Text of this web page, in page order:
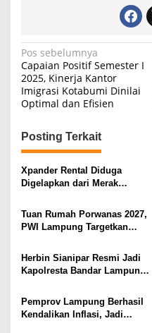
N
a
v
g
a
s
p
o
s
Pos sebelumnya
Capaian Positif Semester I
2025, Kinerja Kantor
Imigrasi Kotabumi Dinilai
Optimal dan Efisien
Posting Terkait
Xpander Rental Diduga
Digelapkan dari Merak
Pengemudinya Prajurit TNI
AL
Tuan Rumah Porwanas 2027,
PWI Lampung Targetkan
Herbin Sianipar Resmi Jadi
Kapolresta Bandar Lampung,
Prioritas
Pemprov Lampung Berhasil
Kendalikan Inflasi, Jadi